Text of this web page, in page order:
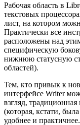
Рабочая область в
текстовых
лист, на котором
Практически все
расположены над
специфическую
нижнюю статусную
областей).
Тем, кто привык к
интерфейсе Writer
взгляд,
(которая, кстати,
удобнее и практичнее.